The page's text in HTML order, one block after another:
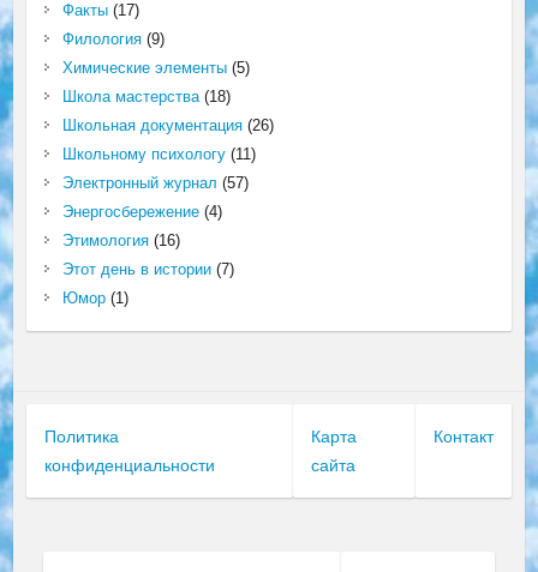
Факты(17)
Филология(9)
Химические элементы(5)
Школа мастерства(18)
Школьная документация(26)
Школьному психологу(11)
Электронный журнал (57)
Энергосбережение(4)
Этимология(16)
Этот день в истории(7)
Юмор(1)
Политика
конфиденциальности
Карта
сайта
Контакт